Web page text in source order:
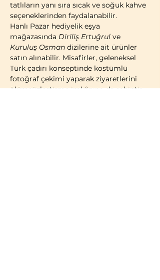
tatlıların yanı sıra sıcak ve soğuk kahve
seçeneklerinden faydalanabilir.
Hanlı Pazar hediyelik eşya
mağazasında Diriliş Ertuğrul ve
Kuruluş Osman dizilerine ait ürünler
satın alınabilir. Misafirler, geleneksel
Türk çadırı konseptinde kostümlü
fotoğraf çekimi yaparak ziyaretlerini
ölümsüzleştirme imkânına da sahiptir.